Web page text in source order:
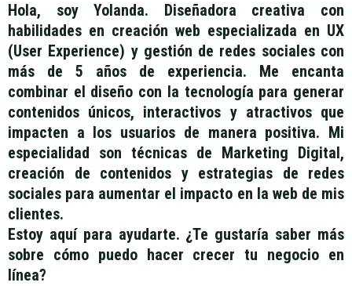
Hola, soy Yolanda. Diseñadora creativa con
habilidades en creación web especializada en UX
(User Experience) y gestión de redes sociales con
más de 5 años de experiencia. Me encanta
combinar el diseño con la tecnología para generar
contenidos únicos, interactivos y atractivos que
impacten a los usuarios de manera positiva. Mi
especialidad son técnicas de Marketing Digital,
creación de contenidos y estrategias de redes
sociales para aumentar el impacto en la web de mis
clientes.
Estoy aquí para ayudarte. ¿Te gustaría saber más
sobre cómo puedo hacer crecer tu negocio en
línea?